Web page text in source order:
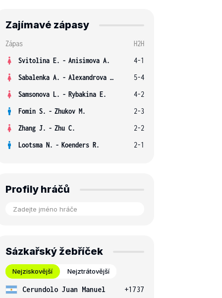
Zajímavé zápasy
Zápas
H2H
Svitolina E. - Anisimova A.
4-1
Sabalenka A. - Alexandrova E.
5-4
Samsonova L. - Rybakina E.
4-2
Fomin S. - Zhukov M.
2-3
Zhang J. - Zhu C.
2-2
Lootsma N. - Koenders R. 2-1
Profily hráčů
Sázkařský žebříček
Nejziskovější Nejztrátovější
Cerundolo Juan Manuel
+1737